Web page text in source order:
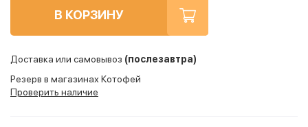
В КОРЗИНУ
Доставка или самовывоз (послезавтра)
Резерв в магазинах Котофей
Проверить наличие